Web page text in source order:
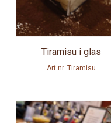
Tiramisu i glas
Art nr. Tiramisu